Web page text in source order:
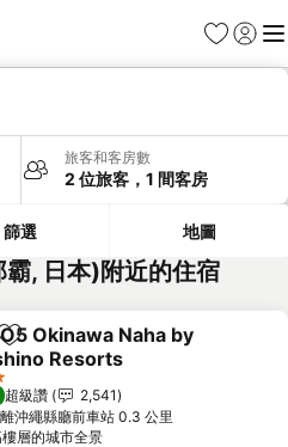
我的最愛
登入 選
旅客和客房數
2 位旅客，1 間客房
篩選 地圖
, 日本)附近的住宿
加入我的最愛
Okinawa Naha by
Resorts
超級讚
2,541
沖繩縣廳前車站 0.3 公里
層的城市全景